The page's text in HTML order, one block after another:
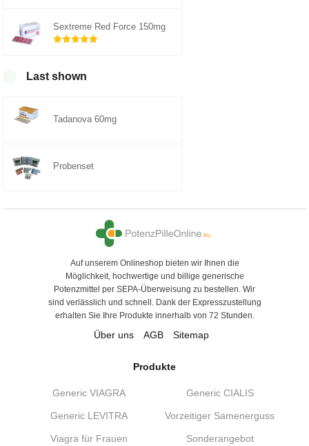
Sextreme Red Force 150mg
Last shown
Tadanova 60mg
Probenset
Auf unserem Onlineshop bieten wir Ihnen die
Möglichkeit, hochwertige und billige generische
Potenzmittel per SEPA-Überweisung zu bestellen. Wir
sind verlässlich und schnell. Dank der Expresszustellung
erhalten Sie Ihre Produkte innerhalb von 72 Stunden.
Über uns AGB Sitemap
Produkte
Generic VIAGRA Generic CIALIS
Generic LEVITRA Vorzeitiger Samenerguss
Viagra für Frauen Sonderangebot